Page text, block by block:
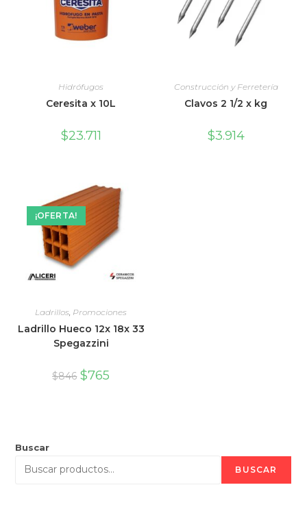
Hidrófugos
Ceresita x 10L
$23.711
Construcción y Ferretería
Clavos 2 1/2 x kg
$3.914
¡OFERTA!
Ladrillos, Promociones
Ladrillo Hueco 12x 18x 33
Spegazzini
$846 $765
Buscar
BUSCAR